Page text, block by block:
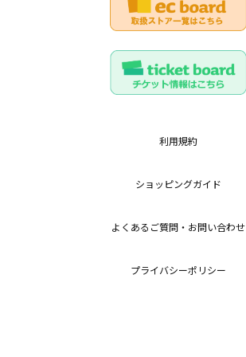
利用規約
ショッピングガイド
よくあるご質問・お問い合わせ
プライバシーポリシー